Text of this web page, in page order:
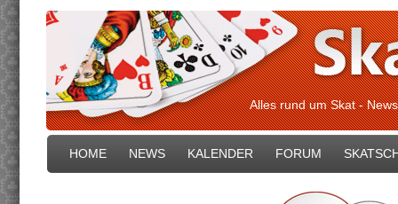
Alles rund um Skat -
HOME NEWS KALENDER FORUM